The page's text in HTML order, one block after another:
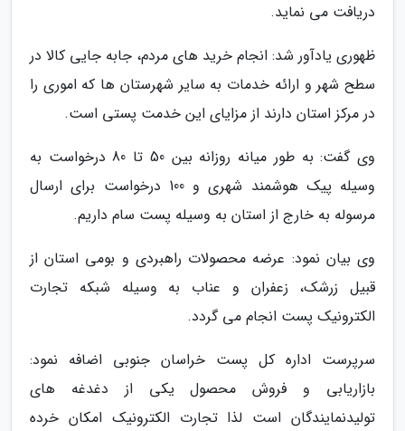
دریافت می نماید.
ظهوری یادآور شد: انجام خرید های مردم، جابه جایی کالا در
سطح شهر و ارائه خدمات به سایر شهرستان ها که اموری را
در مرکز استان دارند از مزایای این خدمت پستی است.
وی گفت: به طور میانه روزانه بین 50 تا 80 درخواست به
وسیله پیک هوشمند شهری و 100 درخواست برای ارسال
مرسوله به خارج از استان به وسیله پست سام داریم.
وی بیان نمود: عرضه محصولات راهبردی و بومی استان از
قبیل زرشک، زعفران و عناب به وسیله شبکه تجارت
الکترونیک پست انجام می گردد.
سرپرست اداره کل پست خراسان جنوبی اضافه نمود:
بازاریابی و فروش محصول یکی از دغدغه های
تولیدنمایندگان است لذا تجارت الکترونیک امکان خرده